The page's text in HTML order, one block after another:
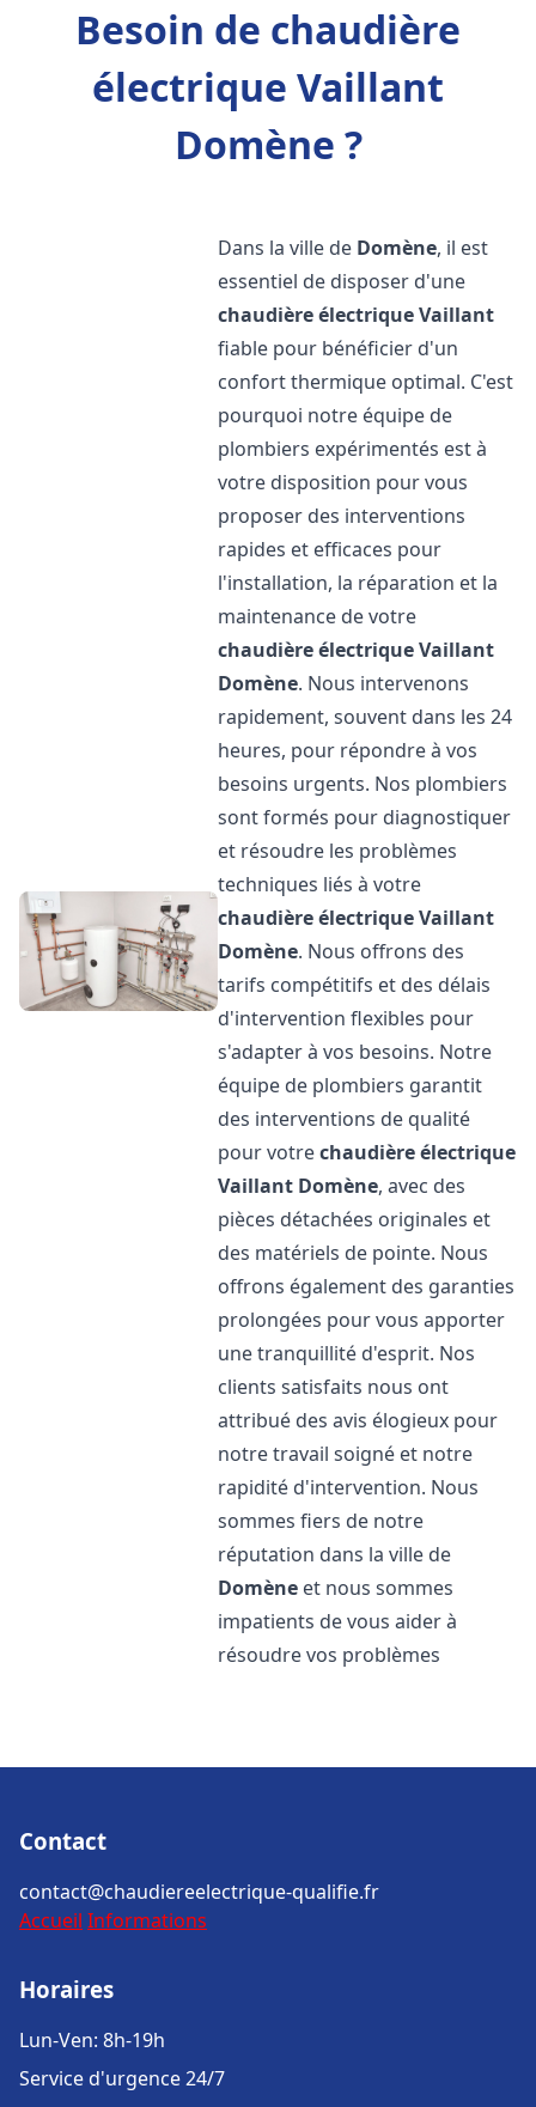
Besoin de chaudière
électrique Vaillant
Domène ?
Dans la ville de Domène, il est
essentiel de disposer d'une
chaudière électrique Vaillant
fiable pour bénéficier d'un
confort thermique optimal. C'est
pourquoi notre équipe de
plombiers expérimentés est à
votre disposition pour vous
proposer des interventions
rapides et efficaces pour
l'installation, la réparation et la
maintenance de votre
chaudière électrique Vaillant
Domène. Nous intervenons
rapidement, souvent dans les 24
heures, pour répondre à vos
besoins urgents. Nos plombiers
sont formés pour diagnostiquer
et résoudre les problèmes
techniques liés à votre
chaudière électrique Vaillant
Domène. Nous offrons des
tarifs compétitifs et des délais
d'intervention flexibles pour
s'adapter à vos besoins. Notre
équipe de plombiers garantit
des interventions de qualité
pour votrechaudière électrique
Vaillant Domène, avec des
pièces détachées originales et
des matériels de pointe. Nous
offrons également des garanties
prolongées pour vous apporter
une tranquillité d'esprit. Nos
clients satisfaits nous ont
attribué des avis élogieux pour
notre travail soigné et notre
rapidité d'intervention. Nous
sommes fiers de notre
réputation dans la ville de
Domène et nous sommes
impatients de vous aider à
résoudre vos problèmes
Contact
contact@chaudiereelectrique-qualifie.fr
Accueil Informations
Horaires
Lun-Ven: 8h-19h
Service d'urgence 24/7